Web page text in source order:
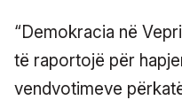
“Demokracia në
të raportojë për
vendvotimeve